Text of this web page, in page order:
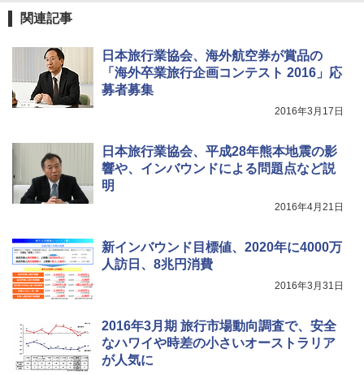
ATCW-150B エクルベージュ
￥-
￥3,080
関連記事
日本旅行業協会、海外航空券が賞品の
「海外卒業旅行企画コンテスト 2016」応
募者募集
2016年3月17日
日本旅行業協会、平成28年熊本地震の影
響や、インバウンドによる問題点など説
明
2016年4月21日
新インバウンド目標値、2020年に4000万
人訪日、8兆円消費
2016年3月31日
2016年3月期 旅行市場動向調査で、安全
なハワイや時差の小さいオーストラリア
が人気に